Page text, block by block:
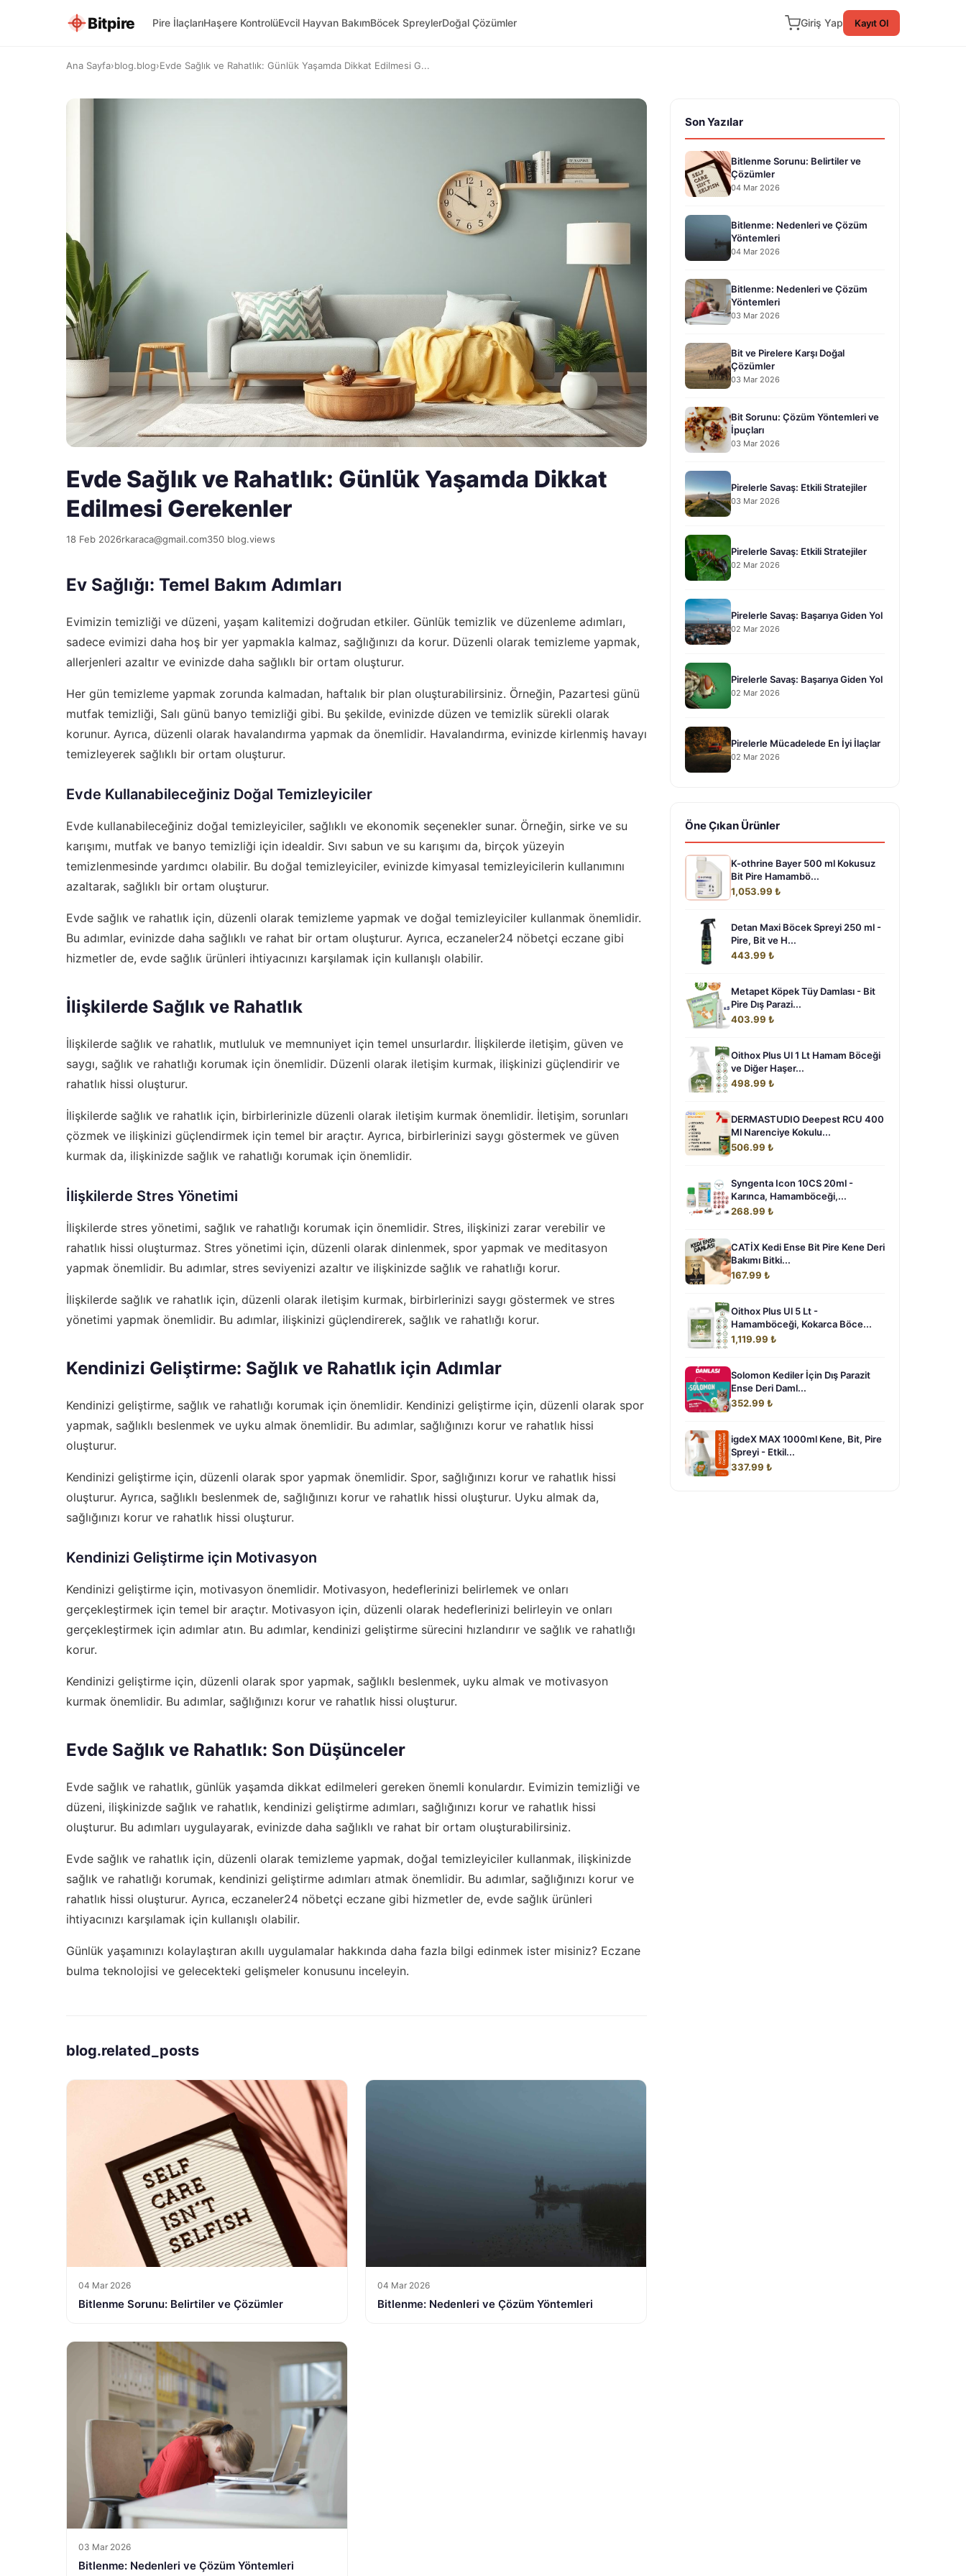
Bitpire Pire İlaçlarıHaşere KontrolüEvcil Hayvan BakımBöcek SpreylerDoğal Çözümler Giriş Yap Kayıt Ol
Ana Sayfa›blog.blog›Evde Sağlık ve Rahatlık: Günlük Yaşamda Dikkat Edilmesi G...
Evde Sağlık ve Rahatlık: Günlük Yaşamda Dikkat
Edilmesi Gerekenler
18 Feb 2026rkaraca@gmail.com350 blog.views
Ev Sağlığı: Temel Bakım Adımları
Evimizin temizliği ve düzeni, yaşam kalitemizi doğrudan etkiler. Günlük temizlik ve düzenleme adımları,
sadece evimizi daha hoş bir yer yapmakla kalmaz, sağlığınızı da korur. Düzenli olarak temizleme yapmak,
allerjenleri azaltır ve evinizde daha sağlıklı bir ortam oluşturur.
Her gün temizleme yapmak zorunda kalmadan, haftalık bir plan oluşturabilirsiniz. Örneğin, Pazartesi günü
mutfak temizliği, Salı günü banyo temizliği gibi. Bu şekilde, evinizde düzen ve temizlik sürekli olarak
korunur. Ayrıca, düzenli olarak havalandırma yapmak da önemlidir. Havalandırma, evinizde kirlenmiş havayı
temizleyerek sağlıklı bir ortam oluşturur.
Evde Kullanabileceğiniz Doğal Temizleyiciler
Evde kullanabileceğiniz doğal temizleyiciler, sağlıklı ve ekonomik seçenekler sunar. Örneğin, sirke ve su
karışımı, mutfak ve banyo temizliği için idealdir. Sıvı sabun ve su karışımı da, birçok yüzeyin
temizlenmesinde yardımcı olabilir. Bu doğal temizleyiciler, evinizde kimyasal temizleyicilerin kullanımını
azaltarak, sağlıklı bir ortam oluşturur.
Evde sağlık ve rahatlık için, düzenli olarak temizleme yapmak ve doğal temizleyiciler kullanmak önemlidir.
Bu adımlar, evinizde daha sağlıklı ve rahat bir ortam oluşturur. Ayrıca, eczaneler24 nöbetçi eczane gibi
hizmetler de, evde sağlık ürünleri ihtiyacınızı karşılamak için kullanışlı olabilir.
İlişkilerde Sağlık ve Rahatlık
İlişkilerde sağlık ve rahatlık, mutluluk ve memnuniyet için temel unsurlardır. İlişkilerde iletişim, güven ve
saygı, sağlık ve rahatlığı korumak için önemlidir. Düzenli olarak iletişim kurmak, ilişkinizi güçlendirir ve
rahatlık hissi oluşturur.
İlişkilerde sağlık ve rahatlık için, birbirlerinizle düzenli olarak iletişim kurmak önemlidir. İletişim, sorunları
çözmek ve ilişkinizi güçlendirmek için temel bir araçtır. Ayrıca, birbirlerinizi saygı göstermek ve güven
kurmak da, ilişkinizde sağlık ve rahatlığı korumak için önemlidir.
İlişkilerde Stres Yönetimi
İlişkilerde stres yönetimi, sağlık ve rahatlığı korumak için önemlidir. Stres, ilişkinizi zarar verebilir ve
rahatlık hissi oluşturmaz. Stres yönetimi için, düzenli olarak dinlenmek, spor yapmak ve meditasyon
yapmak önemlidir. Bu adımlar, stres seviyenizi azaltır ve ilişkinizde sağlık ve rahatlığı korur.
İlişkilerde sağlık ve rahatlık için, düzenli olarak iletişim kurmak, birbirlerinizi saygı göstermek ve stres
yönetimi yapmak önemlidir. Bu adımlar, ilişkinizi güçlendirerek, sağlık ve rahatlığı korur.
Kendinizi Geliştirme: Sağlık ve Rahatlık için Adımlar
Kendinizi geliştirme, sağlık ve rahatlığı korumak için önemlidir. Kendinizi geliştirme için, düzenli olarak spor
yapmak, sağlıklı beslenmek ve uyku almak önemlidir. Bu adımlar, sağlığınızı korur ve rahatlık hissi
oluşturur.
Kendinizi geliştirme için, düzenli olarak spor yapmak önemlidir. Spor, sağlığınızı korur ve rahatlık hissi
oluşturur. Ayrıca, sağlıklı beslenmek de, sağlığınızı korur ve rahatlık hissi oluşturur. Uyku almak da,
sağlığınızı korur ve rahatlık hissi oluşturur.
Kendinizi Geliştirme için Motivasyon
Kendinizi geliştirme için, motivasyon önemlidir. Motivasyon, hedeflerinizi belirlemek ve onları
gerçekleştirmek için temel bir araçtır. Motivasyon için, düzenli olarak hedeflerinizi belirleyin ve onları
gerçekleştirmek için adımlar atın. Bu adımlar, kendinizi geliştirme sürecini hızlandırır ve sağlık ve rahatlığı
korur.
Kendinizi geliştirme için, düzenli olarak spor yapmak, sağlıklı beslenmek, uyku almak ve motivasyon
kurmak önemlidir. Bu adımlar, sağlığınızı korur ve rahatlık hissi oluşturur.
Evde Sağlık ve Rahatlık: Son Düşünceler
Evde sağlık ve rahatlık, günlük yaşamda dikkat edilmeleri gereken önemli konulardır. Evimizin temizliği ve
düzeni, ilişkinizde sağlık ve rahatlık, kendinizi geliştirme adımları, sağlığınızı korur ve rahatlık hissi
oluşturur. Bu adımları uygulayarak, evinizde daha sağlıklı ve rahat bir ortam oluşturabilirsiniz.
Evde sağlık ve rahatlık için, düzenli olarak temizleme yapmak, doğal temizleyiciler kullanmak, ilişkinizde
sağlık ve rahatlığı korumak, kendinizi geliştirme adımları atmak önemlidir. Bu adımlar, sağlığınızı korur ve
rahatlık hissi oluşturur. Ayrıca, eczaneler24 nöbetçi eczane gibi hizmetler de, evde sağlık ürünleri
ihtiyacınızı karşılamak için kullanışlı olabilir.
Günlük yaşamınızı kolaylaştıran akıllı uygulamalar hakkında daha fazla bilgi edinmek ister misiniz? Eczane
bulma teknolojisi ve gelecekteki gelişmeler konusunu inceleyin.
blog.related_posts
04 Mar 2026
Bitlenme Sorunu: Belirtiler ve Çözümler
04 Mar 2026
Bitlenme: Nedenleri ve Çözüm Yöntemleri
03 Mar 2026
Bitlenme: Nedenleri ve Çözüm Yöntemleri
Son Yazılar
Bitlenme Sorunu: Belirtiler ve
Çözümler
04 Mar 2026
Bitlenme: Nedenleri ve Çözüm
Yöntemleri
04 Mar 2026
Bitlenme: Nedenleri ve Çözüm
Yöntemleri
03 Mar 2026
Bit ve Pirelere Karşı Doğal
Çözümler
03 Mar 2026
Bit Sorunu: Çözüm Yöntemleri ve
İpuçları
03 Mar 2026
Pirelerle Savaş: Etkili Stratejiler
03 Mar 2026
Pirelerle Savaş: Etkili Stratejiler
02 Mar 2026
Pirelerle Savaş: Başarıya Giden Yol
02 Mar 2026
Pirelerle Savaş: Başarıya Giden Yol
02 Mar 2026
Pirelerle Mücadelede En İyi İlaçlar
02 Mar 2026
Öne Çıkan Ürünler
K-othrine Bayer 500 ml Kokusuz
Bit Pire Hamambö...
1,053.99 ₺
Detan Maxi Böcek Spreyi 250 ml -
Pire, Bit ve H...
443.99 ₺
Metapet Köpek Tüy Damlası - Bit
Pire Dış Parazi...
403.99 ₺
Oithox Plus Ul 1 Lt Hamam Böceği
ve Diğer Haşer...
498.99 ₺
DERMASTUDIO Deepest RCU 400
Ml Narenciye Kokulu...
506.99 ₺
Syngenta Icon 10CS 20ml -
Karınca, Hamamböceği,...
268.99 ₺
CATİX Kedi Ense Bit Pire Kene Deri
Bakımı Bitki...
167.99 ₺
Oithox Plus Ul 5 Lt -
Hamamböceği, Kokarca Böce...
1,119.99 ₺
Solomon Kediler İçin Dış Parazit
Ense Deri Daml...
352.99 ₺
igdeX MAX 1000ml Kene, Bit, Pire
Spreyi - Etkil...
337.99 ₺